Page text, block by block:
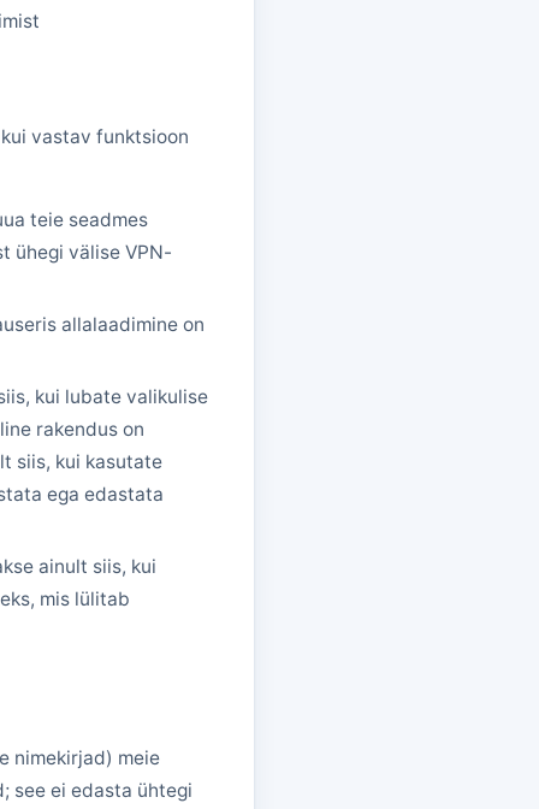
vastav funktsioon
teie seadmes
ühegi välise VPN-
allalaadimine on
kui lubate valikulise
rakendus on
siis, kui kasutate
ega edastata
ainult siis, kui
mis lülitab
nimekirjad) meie
see ei edasta ühtegi